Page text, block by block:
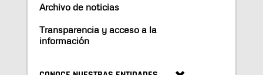
Archivo de noticias
Transparencia y acceso a la
información